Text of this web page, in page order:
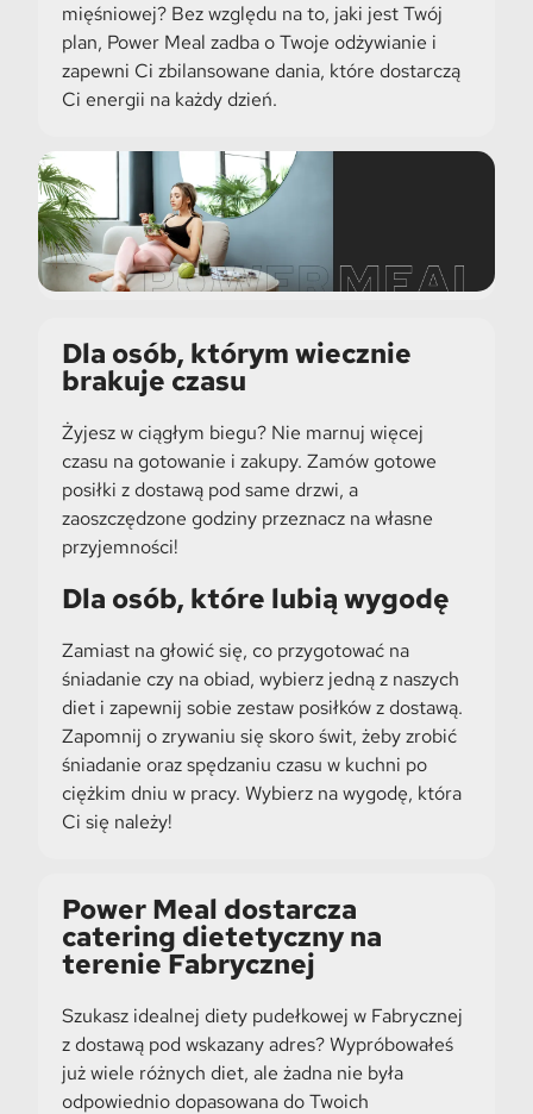
mięśniowej? Bez względu na to, jaki jest Twój
plan, Power Meal zadba o Twoje odżywianie i
zapewni Ci zbilansowane dania, które dostarczą
Ci energii na każdy dzień.
Dla osób, którym wiecznie
brakuje czasu
Żyjesz w ciągłym biegu? Nie marnuj więcej
czasu na gotowanie i zakupy. Zamów gotowe
posiłki z dostawą pod same drzwi, a
zaoszczędzone godziny przeznacz na własne
przyjemności!
Dla osób, które lubią wygodę
Zamiast na głowić się, co przygotować na
śniadanie czy na obiad, wybierz jedną z naszych
diet i zapewnij sobie zestaw posiłków z dostawą.
Zapomnij o zrywaniu się skoro świt, żeby zrobić
śniadanie oraz spędzaniu czasu w kuchni po
ciężkim dniu w pracy. Wybierz na wygodę, która
Ci się należy!
Power Meal dostarcza
catering dietetyczny na
terenie Fabrycznej
Szukasz idealnej diety pudełkowej w Fabrycznej
z dostawą pod wskazany adres? Wypróbowałeś
już wiele różnych diet, ale żadna nie była
odpowiednio dopasowana do Twoich